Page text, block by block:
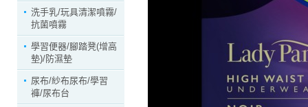
洗手乳/玩具清潔噴霧/
抗菌噴霧
學習便器/腳踏凳(增高
墊)/防濕墊
尿布/紗布尿布/學習
褲/尿布台